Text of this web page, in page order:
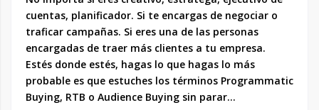
cuentas, planificador. Si te encargas de negociar o
traficar campañas. Si eres una de las personas
encargadas de traer más clientes a tu empresa.
Estés donde estés, hagas lo que hagas lo más
probable es que estuches los términos Programmatic
Buying, RTB o Audience Buying sin parar…